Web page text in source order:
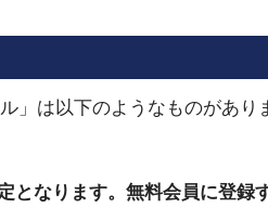
」は以下のようなものがあり
となります。 無料会員に登録